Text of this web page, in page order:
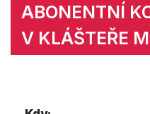
ABONENTNÍ
V KLÁŠTEŘE